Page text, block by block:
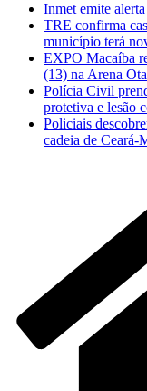
Inmet emite
TRE confirma
município terá
EXPO Macaíba
(13) na Arena
Polícia Civil
protetiva e lesão
Policiais
cadeia de Ceará-